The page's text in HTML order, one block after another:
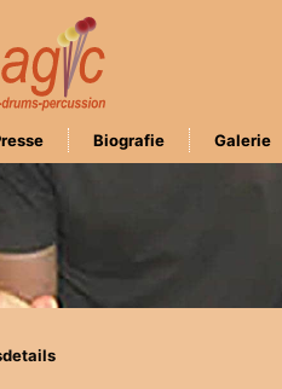
Biografie Galerie